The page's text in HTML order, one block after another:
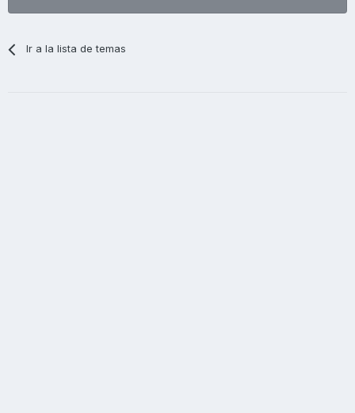
Ir a la lista de temas